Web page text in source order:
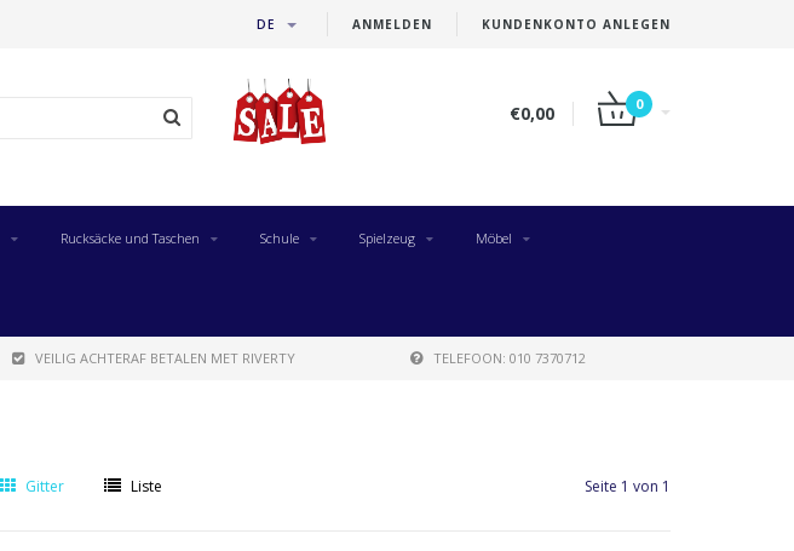
ANMELDEN KUNDENKONTO ANLEGEN
DE
€0,00 0
Rucksäcke und Taschen Schule Spielzeug Möbel
VEILIG ACHTERAF BETALEN MET RIVERTY TELEFOON: 010 7370712
Gitter Liste Seite 1 von 1